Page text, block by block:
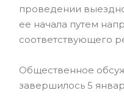
проведении
ее начала путем
соответствующего
Общественное
завершилось 5